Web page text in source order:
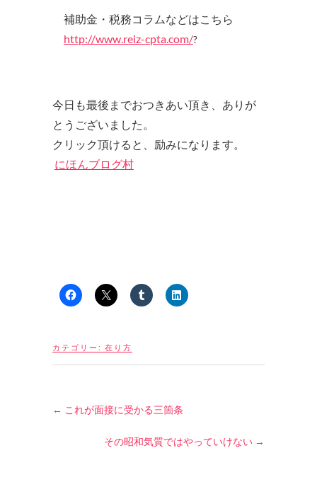
補助金・税務コラムなどはこちら
http://www.reiz-cpta.com/?
今日も最後までおつきあい頂き、ありが
とうございました。
クリック頂けると、励みになります。
にほんブログ村
カテゴリー: 在り方
← これが面接に受かる三箇条
その昭和気質ではやっていけない →